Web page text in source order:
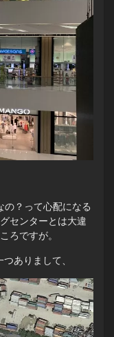
の？って心配になる
センターとは大違
ろですが。
ありまして、